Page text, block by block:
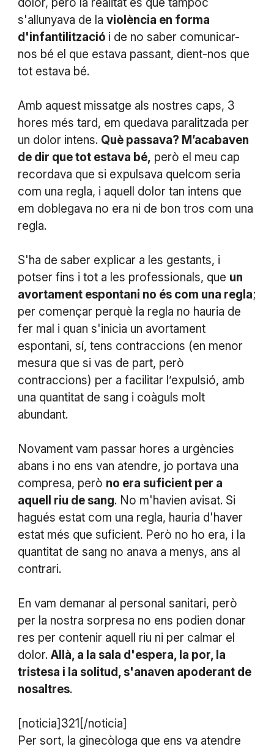
dolor, però la realitat és que tampoc
s'allunyava de la violència en forma
d'infantilització i de no saber comunicar-
nos bé el que estava passant, dient-nos que
tot estava bé.
Amb aquest missatge als nostres caps, 3
hores més tard, em quedava paralitzada per
un dolor intens. Què passava? M’acabaven
de dir que tot estava bé, però el meu cap
recordava que si expulsava quelcom seria
com una regla, i aquell dolor tan intens que
em doblegava no era ni de bon tros com una
regla.
S'ha de saber explicar a les gestants, i
potser fins i tot a les professionals, que un
avortament espontani no és com una regla;
per començar perquè la regla no hauria de
fer mal i quan s'inicia un avortament
espontani, sí, tens contraccions (en menor
mesura que si vas de part, però
contraccions) per a facilitar l’expulsió, amb
una quantitat de sang i coàguls molt
abundant.
Novament vam passar hores a urgències
abans i no ens van atendre, jo portava una
compresa, però no era suficient per a
aquell riu de sang. No m'havien avisat. Si
hagués estat com una regla, hauria d'haver
estat més que suficient. Però no ho era, i la
quantitat de sang no anava a menys, ans al
contrari.
En vam demanar al personal sanitari, però
per la nostra sorpresa no ens podien donar
res per contenir aquell riu ni per calmar el
dolor. Allà, a la sala d'espera, la por, la
tristesa i la solitud, s'anaven apoderant de
nosaltres.
[noticia]321[/noticia]
Per sort, la ginecòloga que ens va atendre